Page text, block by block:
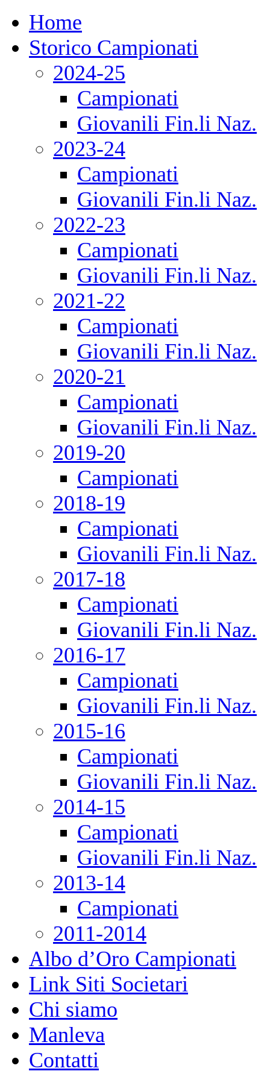
Home
Storico Campionati
2024-25
Campionati
Giovanili Fin.li Naz.
2023-24
Campionati
Giovanili Fin.li Naz.
2022-23
Campionati
Giovanili Fin.li Naz.
2021-22
Campionati
Giovanili Fin.li Naz.
2020-21
Campionati
Giovanili Fin.li Naz.
2019-20
Campionati
2018-19
Campionati
Giovanili Fin.li Naz.
2017-18
Campionati
Giovanili Fin.li Naz.
2016-17
Campionati
Giovanili Fin.li Naz.
2015-16
Campionati
Giovanili Fin.li Naz.
2014-15
Campionati
Giovanili Fin.li Naz.
2013-14
Campionati
2011-2014
Albo d’Oro Campionati
Link Siti Societari
Chi siamo
Manleva
Contatti